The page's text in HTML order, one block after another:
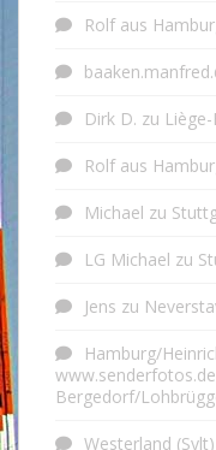
Rolf aus
Dirk D. zu Liège-
Rolf aus
Michael zu
LG Michael zu
Jens zu
Hamburg/
www.senderfotos.de
Bergedorf/
Westerland